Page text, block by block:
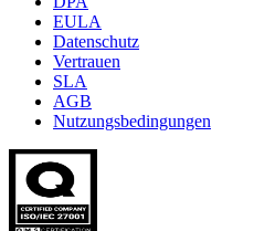
EULA
Datenschutz
Vertrauen
SLA
AGB
Nutzungsbedingungen